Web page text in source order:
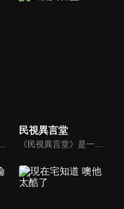
民視異言堂
《民視異言堂》是一個時事專題討論節目，內容包括是記者專訪的時事專題或生活話題。